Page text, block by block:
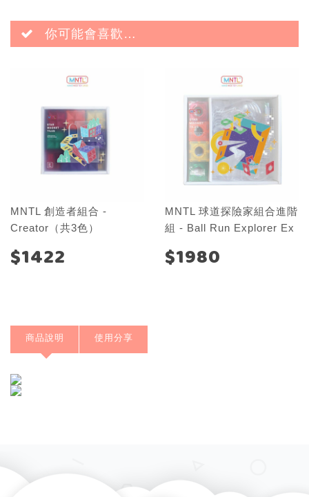
你可能會喜歡…
MNTL 創造者組合 -
Creator（共3色）
$1422
MNTL 球道探險家組合進階
組 - Ball Run Explorer Ex
$1980
商品說明 使用分享